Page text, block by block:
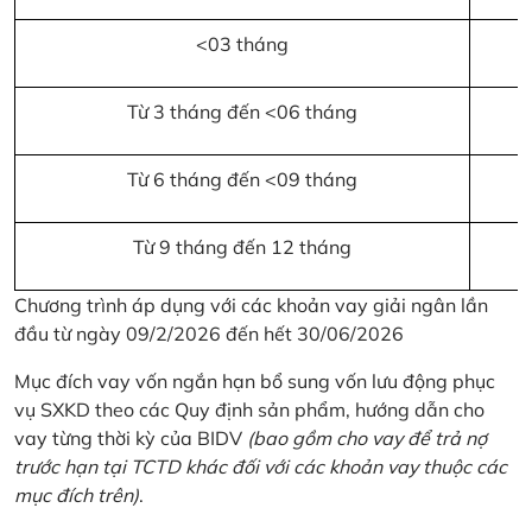
<03 tháng
Từ 3 tháng đến <06 tháng
Từ 6 tháng đến <09 tháng
Từ 9 tháng đến 12 tháng
Chương trình áp dụng với các khoản vay giải ngân lần
đầu từ ngày 09/2/2026 đến hết 30/06/2026
Mục đích vay vốn ngắn hạn bổ sung vốn lưu động phục
vụ SXKD theo các Quy định sản phẩm, hướng dẫn cho
vay từng thời kỳ của BIDV (bao gồm cho vay để trả nợ
trước hạn tại TCTD khác đối với các khoản vay thuộc các
mục đích trên).